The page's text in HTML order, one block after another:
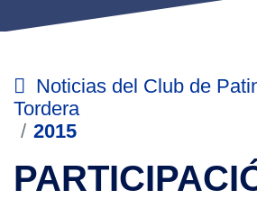
Noticias del Club de
Tordera
2015